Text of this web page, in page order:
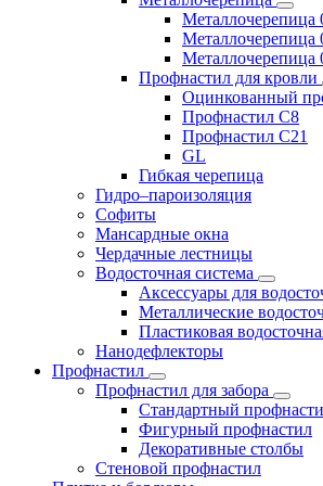
Металлочерепица
Металлочерепица
Металлочерепица
Профнастил для кровли
Оцинкованный
Профнастил С8
Профнастил С21
GL
Гибкая черепица
Гидро–пароизоляция
Софиты
Мансардные окна
Чердачные лестницы
Водосточная система
Аксессуары для
Металлические
Пластиковая
Нанодефлекторы
Профнастил
Профнастил для забора
Стандартный
Фигурный профнастил
Декоративные столбы
Стеновой профнастил